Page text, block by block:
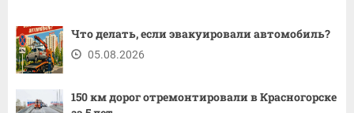
Что делать, если эвакуировали автомобиль?
05.08.2026
150 км дорог отремонтировали в Красногорске